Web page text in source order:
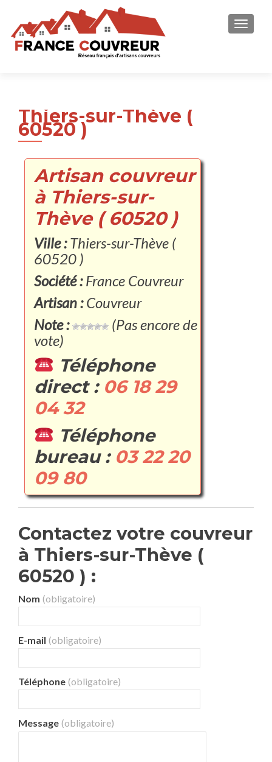
Thiers-sur-Thève (
60520 )
Artisan couvreur
à Thiers-sur-
Thève ( 60520 )
Ville :Thiers-sur-Thève (
60520 )
Société :France Couvreur
Artisan :Couvreur
Note :
(Pas encore de
vote)
Téléphone
direct : 06 18 29
04 32
Téléphone
bureau : 03 22 20
09 80
Contactez votre couvreur
à Thiers-sur-Thève (
60520 ) :
Nom (obligatoire)
E-mail (obligatoire)
Téléphone (obligatoire)
Message (obligatoire)